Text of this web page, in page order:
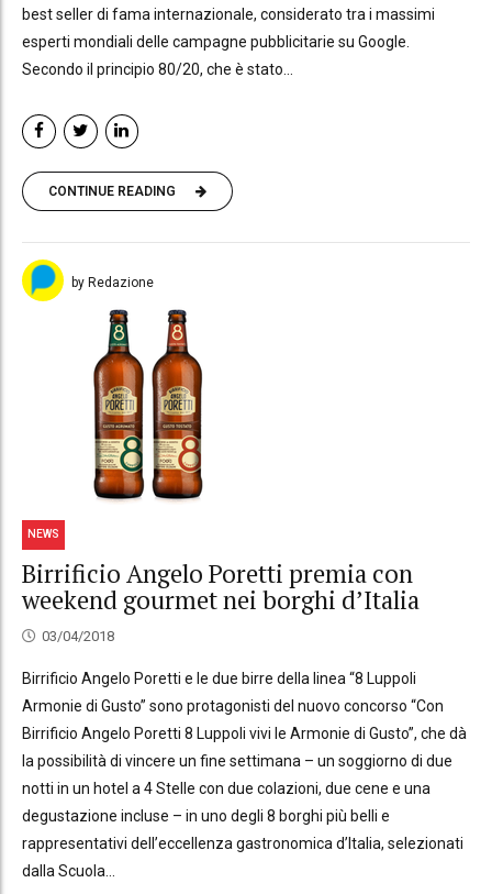
best seller di fama internazionale, considerato tra i massimi
esperti mondiali delle campagne pubblicitarie su Google.
Secondo il principio 80/20, che è stato...
CONTINUE READING
by Redazione
NEWS
Birrificio Angelo Poretti premia con
weekend gourmet nei borghi d’Italia
03/04/2018
Birrificio Angelo Poretti e le due birre della linea “8 Luppoli
Armonie di Gusto” sono protagonisti del nuovo concorso “Con
Birrificio Angelo Poretti 8 Luppoli vivi le Armonie di Gusto”, che dà
la possibilità di vincere un fine settimana – un soggiorno di due
notti in un hotel a 4 Stelle con due colazioni, due cene e una
degustazione incluse – in uno degli 8 borghi più belli e
rappresentativi dell’eccellenza gastronomica d’Italia, selezionati
dalla Scuola...